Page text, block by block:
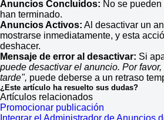
Anuncios Concluidos: No se
han terminado.
Anuncios Activos: Al desactivar un
mostrarse inmediatamente, y esta
deshacer.
Mensaje de error al desactivar: Si
puede desactivar el anuncio. Por
tarde", puede deberse a un retraso
¿Este artículo ha resuelto sus dudas?
Artículos relacionados
Promocionar publicación
Integrar el Administrador de Anuncios